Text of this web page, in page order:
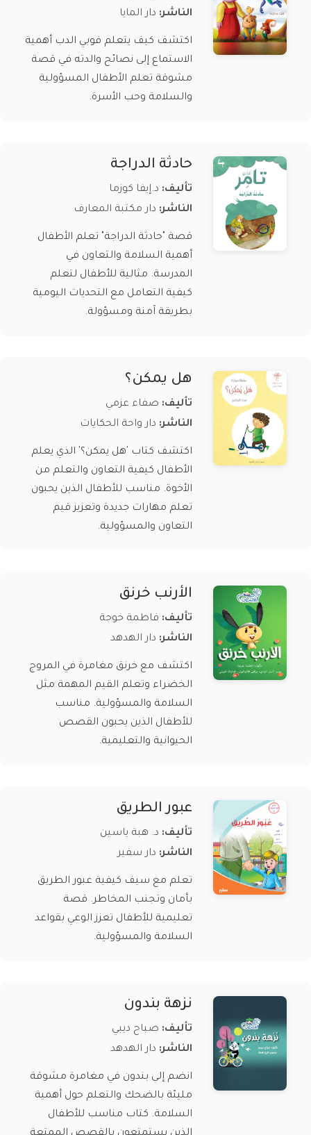
الناشر: دار المايا
اكتشف كيف يتعلم فوبي الدب أهمية
الاستماع إلى نصائح والدته في قصة
مشوقة تعلم الأطفال المسؤولية
والسلامة وحب الأسرة.
حادثة الدراجة
تأليف: د.إيفا كوزما
الناشر: دار مكتبة المعارف
قصة "حادثة الدراجة" تعلم الأطفال
أهمية السلامة والتعاون في
المدرسة. مثالية للأطفال لتعلم
كيفية التعامل مع التحديات اليومية
بطريقة آمنة ومسؤولة.
هل يمكن؟
تأليف: صفاء عزمي
الناشر: دار واحة الحكايات
اكتشف كتاب 'هل يمكن؟' الذي يعلم
الأطفال كيفية التعاون والتعلم من
الأخوة. مناسب للأطفال الذين يحبون
تعلم مهارات جديدة وتعزيز قيم
التعاون والمسؤولية.
الأرنب خرنق
تأليف: فاطمة خوجة
الناشر: دار الهدهد
اكتشف مع خرنق مغامرة في المروج
الخضراء وتعلم القيم المهمة مثل
السلامة والمسؤولية. مناسب
للأطفال الذين يحبون القصص
الحيوانية والتعليمية.
عبور الطريق
تأليف: د. هبة ياسين
الناشر: دار سفير
تعلم مع سيف كيفية عبور الطريق
بأمان وتجنب المخاطر. قصة
تعليمية للأطفال تعزز الوعي بقواعد
السلامة والمسؤولية.
نزهة بندون
تأليف: صباح ديبي
الناشر: دار الهدهد
انضم إلى بندون في مغامرة مشوقة
مليئة بالضحك والتعلم حول أهمية
السلامة. كتاب مناسب للأطفال